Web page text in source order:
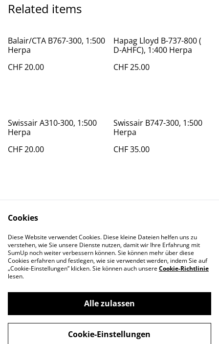
Related items
Balair/CTA B767-300, 1:500
Herpa
CHF 20.00
Hapag Lloyd B-737-800 (
D-AHFC), 1:400 Herpa
CHF 25.00
Swissair A310-300, 1:500
Herpa
CHF 20.00
Swissair B747-300, 1:500
Herpa
CHF 35.00
Contact Us
Legal Terms
Privacy Policy
Cookie Policy
©2026Swiss-Edelweiss
powered by
Cookies
Diese Website verwendet Cookies. Diese kleine Dateien helfen uns zu
verstehen, wie Sie unsere Dienste nutzen, damit wir Ihre Erfahrung mit
SumUp noch weiter verbessern können. Sie können mehr über diese
Cookies erfahren und festlegen, wie sie verwendet werden, indem Sie auf
„Cookie-Einstellungen” klicken. Sie können auch unsereCookie-Richtlinie
lesen.
Alle zulassen
Cookie-Einstellungen